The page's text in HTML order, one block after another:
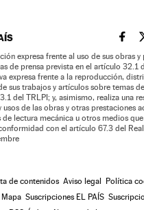
EL
expresa frente al uso de sus obras y
de prensa prevista en el artículo 32.1
expresa frente a la reproducción,
sus trabajos y artículos sobre temas
del TRLPI; y, asimismo, realiza una
de las obras y otras prestaciones
lectura mecánica u otros medios
con el artículo 67.3 del
de contenidos Aviso legal Política
Mapa Suscripciones EL PAÍS